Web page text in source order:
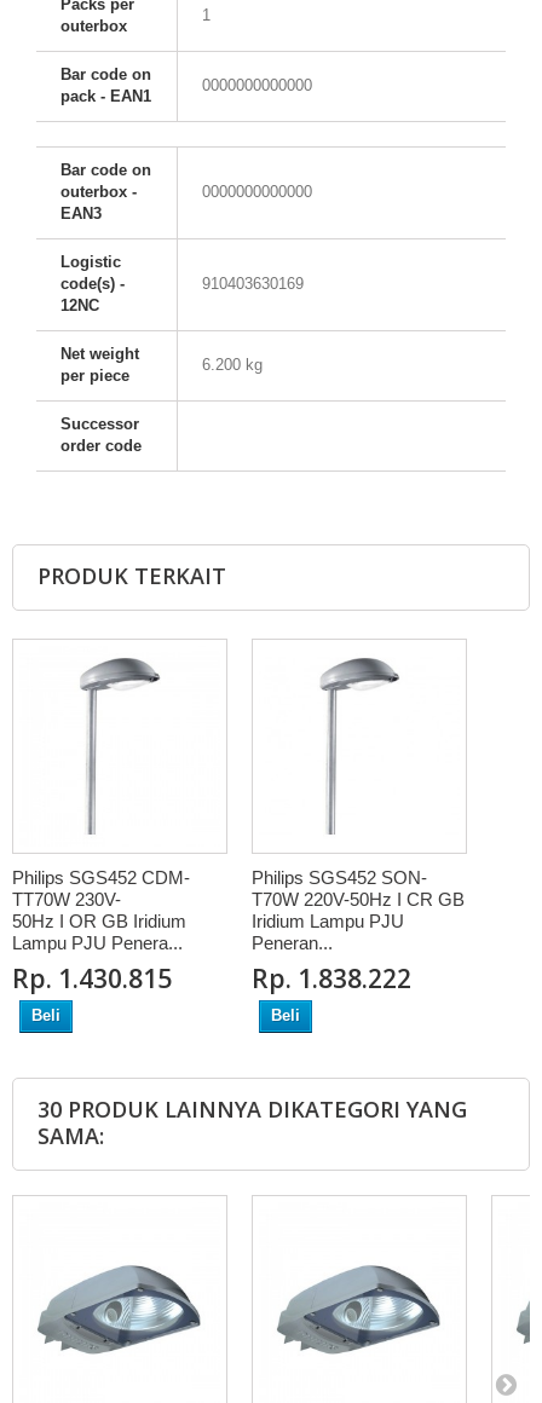
Packs per
outerbox
1
Bar code on
pack - EAN1
0000000000000
Bar code on
outerbox -
EAN3
0000000000000
Logistic
code(s) -
12NC
910403630169
Net weight
per piece
6.200 kg
Successor
order code
PRODUK TERKAIT
Philips SGS452 CDM-
TT70W 230V-
50Hz I OR GB Iridium
Lampu PJU Penera...
Rp‎. 1.430.815
Beli
Philips SGS452 SON-
T70W 220V-50Hz I CR GB
Iridium Lampu PJU
Peneran...
Rp‎. 1.838.222
Beli
30 PRODUK LAINNYA DIKATEGORI YANG
SAMA: